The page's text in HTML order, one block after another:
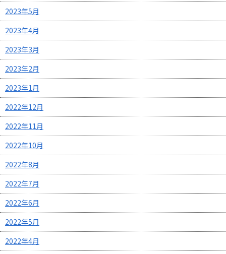
2023年5月
2023年4月
2023年3月
2023年2月
2023年1月
2022年12月
2022年11月
2022年10月
2022年8月
2022年7月
2022年6月
2022年5月
2022年4月